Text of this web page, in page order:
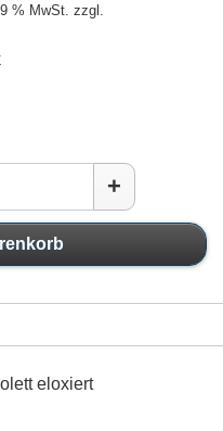
% MwSt. zzgl.
+
eloxiert